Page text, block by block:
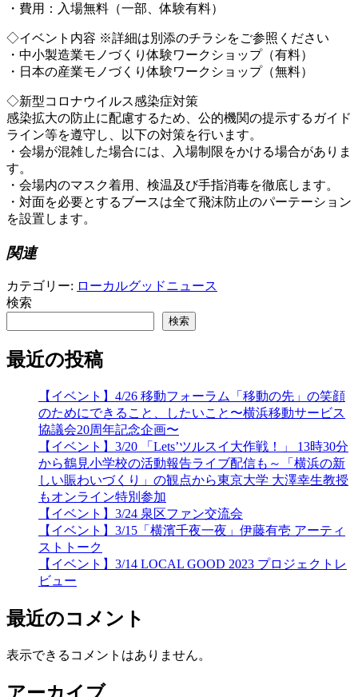
・費用：入場無料（一部、体験有料）
◇イベント内容 ※詳細は別添のチラシをご参照ください
・中小製造業モノづくり体験ワークショップ（有料）
・日本の産業モノづくり体験ワークショップ（無料）
◇新型コロナウイルス感染症対策
感染拡大の防止に配慮するため、公的機関の提示するガイド
ライン等を遵守し、以下の対策を行います。
・会場が混雑した場合には、入場制限をかける場合がありま
す。
・会場内のマスク着用、検温及び手指消毒を徹底します。
・対面を必要とするブースは全て飛沫防止のパーテーション
を設置します。
関連
カテゴリー: ローカルグッドニュース
検索
検索
最近の投稿
【イベント】4/26 移動フォーラム「移動の先」の笑顔
のためにできること、したいこと〜横浜移動サービス
協議会20周年記念企画〜
【イベント】3/20 「Lets’ツルスイ大作戦！」 13時30分
から鶴見小学校の活動報告ライブ配信も～「横浜の新
しい賑わいづくり」の観点から東京大学 大澤幸生教授
もオンライン特別参加
【イベント】3/24 泉区ファン交流会
【イベント】3/15「横濱千夜一夜」伊藤有壱 アーティ
ストトーク
【イベント】3/14 LOCAL GOOD 2023 プロジェクトレ
ビュー
最近のコメント
表示できるコメントはありません。
アーカイブ